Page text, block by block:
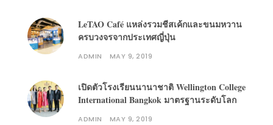
LeTAO Café แหล่งรวมชีสเค้กและขนมหวาน
ครบวงจรจากประเทศญี่ปุ่น
ADMIN MAY 9, 2019
เปิดตัวโรงเรียนนานาชาติ Wellington College
International Bangkok มาตรฐานระดับโลก
ADMIN MAY 9, 2019